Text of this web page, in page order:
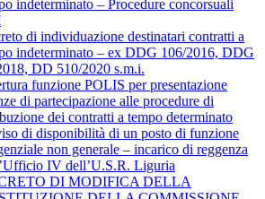
indeterminato – Procedure concorsuali
di individuazione destinatari contratti a
indeterminato – ex DDG 106/2016, DDG
DD 510/2020 s.m.i.
funzione POLIS per presentazione
di partecipazione alle procedure di
dei contratti a tempo determinato
di disponibilità di un posto di funzione
non generale – incarico di reggenza
IV dell’U.S.R. Liguria
DI MODIFICA DELLA